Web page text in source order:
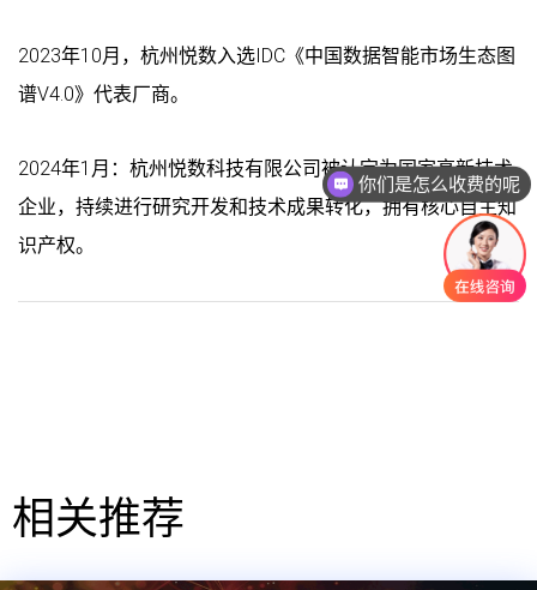
2023年10月，杭州悦数入选IDC《中国数据智能市场生态图
谱V4.0》代表厂商。
2024年1月：杭州悦数科技有限公司被认定为国家高新技术
企业，持续进行研究开发和技术成果转化，拥有核心自主知
识产权。
相关推荐
你们是怎么收费的呢